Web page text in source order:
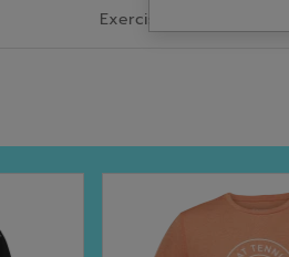
Exercise